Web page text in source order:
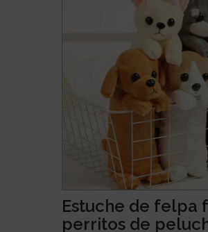
Estuche de felpa
perritos de